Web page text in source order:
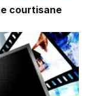
courtisane